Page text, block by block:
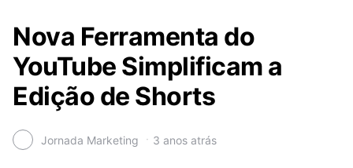
Nova Ferramenta do
YouTube Simplificam a
Edição de Shorts
Jornada Marketing 3 anos atrás